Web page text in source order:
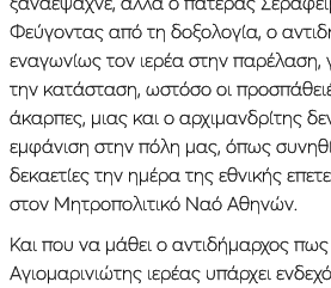
Φεύγοντας από τη δοξολογία, ο
εναγωνίως τον ιερέα στην παρέλαση,
την κατάσταση, ωστόσο οι
άκαρπες, μιας και ο αρχιμανδρίτης
εμφάνιση στην πόλη μας, όπως
δεκαετίες την ημέρα της εθνικής
στον Μητροπολιτικό Ναό Αθηνών.
Και που να μάθει ο αντιδήμαρχος
Αγιομαρινιώτης ιερέας υπάρχει